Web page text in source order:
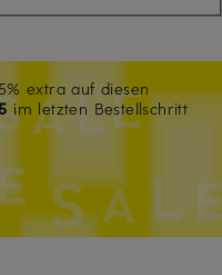
extra auf diesen
im letzten Bestellschritt